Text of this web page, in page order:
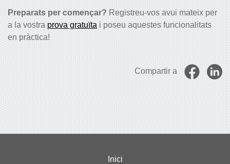
Preparats per començar? Registreu-vos avui mateix per
a la vostra prova gratuïta i poseu aquestes funcionalitats
en pràctica!
Compartir a
Inici